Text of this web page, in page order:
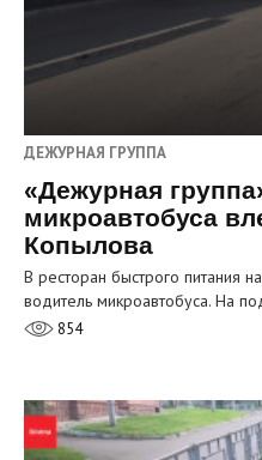
ДЕЖУРНАЯ ГРУППА
«Дежурная
микроавтобуса
Копылова
В ресторан быстрого питания
водитель микроавтобуса. На
854